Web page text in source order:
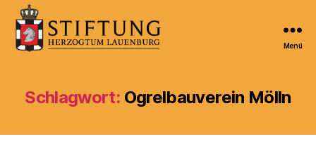
Stiftung
Herzogtum
Menü
Schlagwort: Ogrelbauverein Mölln